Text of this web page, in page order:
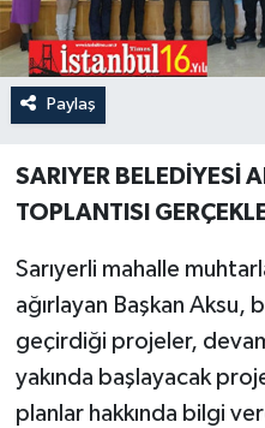
Paylaş
SARIYER BELEDİYESİ
TOPLANTISI
Sarıyerli mahalle
ağırlayan Başkan Aksu,
geçirdiği projeler,
yakında başlayacak
planlar hakkında bilgi